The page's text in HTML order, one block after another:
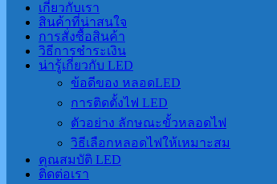
เกี่ยวกับเรา
สินค้าที่น่าสนใจ
การสั่งซื้อสินค้า
วิธีการชำระเงิน
น่ารู้เกี่ยวกับ LED
ข้อดีของ หลอดLED
การติดตั้งไฟ LED
ตัวอย่าง ลักษณะขั้วหลอดไฟ
วิธีเลือกหลอดไฟให้เหมาะสม
คุณสมบัติ LED
ติดต่อเรา